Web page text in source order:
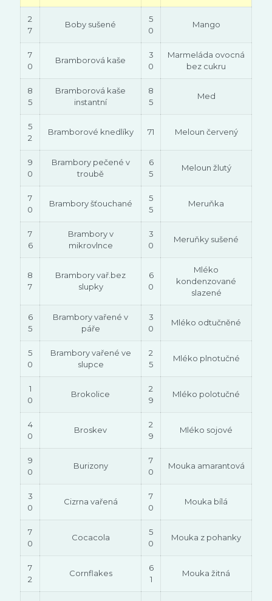
2
7
Boby sušené
5
0
Mango
7
0
Bramborová kaše
3
0
Marmeláda ovocná
bez cukru
8
5
Bramborová kaše
instantní
8
5
Med
5
2
Bramborové knedlíky 71 Meloun červený
9
0
Brambory pečené v
troubě
6
5
Meloun žlutý
7
0
Brambory šťouchané
5
5
Meruňka
7
6
Brambory v
mikrovlnce
3
0
Meruňky sušené
8
7
Brambory vař.bez
slupky
6
0
Mléko
kondenzované
slazené
6
5
Brambory vařené v
páře
3
0
Mléko odtučněné
5
0
Brambory vařené ve
slupce
2
5
Mléko plnotučné
1
0
Brokolice
2
9
Mléko polotučné
4
0
Broskev
2
9
Mléko sojové
9
0
Burizony
7
0
Mouka amarantová
3
0
Cizrna vařená
7
0
Mouka bílá
7
0
Cocacola
5
0
Mouka z pohanky
7
2
Cornflakes
6
1
Mouka žitná